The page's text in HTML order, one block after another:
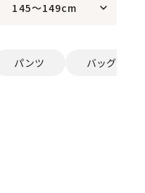
145～149cm
パンツ バッグ